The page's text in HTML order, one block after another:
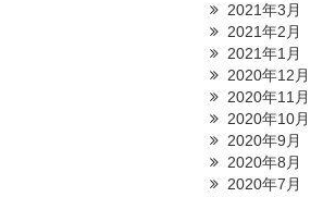
2021年3月
2021年2月
2021年1月
2020年12月
2020年11月
2020年10月
2020年9月
2020年8月
2020年7月